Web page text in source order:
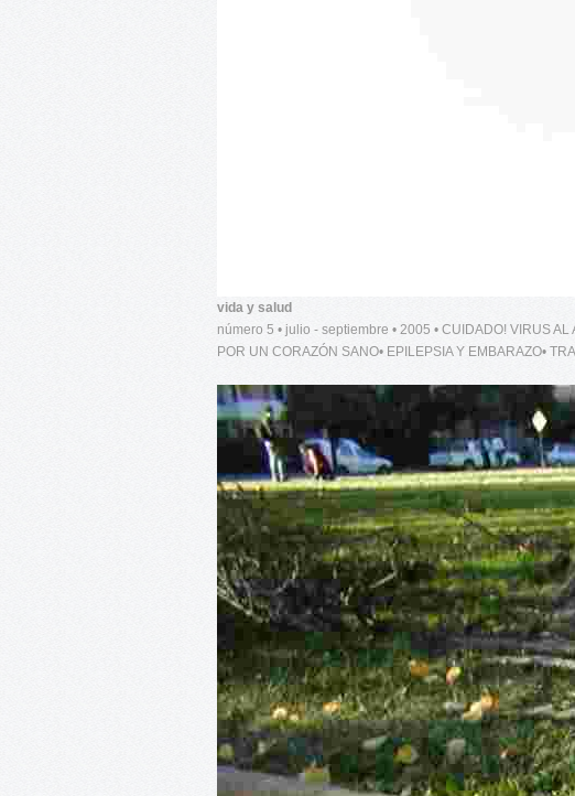
vida y salud
número 5 • julio - septiembre • 2005 • CUIDADO! VIRUS
POR UN CORAZÓN SANO• EPILEPSIA Y EMBARAZO•